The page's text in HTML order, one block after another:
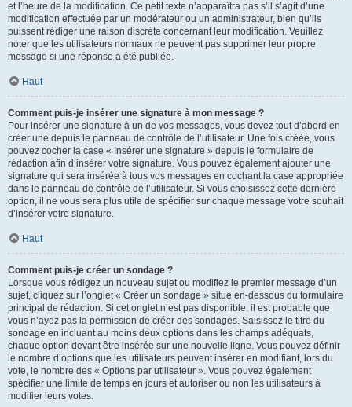
et l’heure de la modification. Ce petit texte n’apparaîtra pas s’il s’agit d’une
modification effectuée par un modérateur ou un administrateur, bien qu’ils
puissent rédiger une raison discrète concernant leur modification. Veuillez
noter que les utilisateurs normaux ne peuvent pas supprimer leur propre
message si une réponse a été publiée.
Haut
Comment puis-je insérer une signature à mon message ?
Pour insérer une signature à un de vos messages, vous devez tout d’abord en
créer une depuis le panneau de contrôle de l’utilisateur. Une fois créée, vous
pouvez cocher la case « Insérer une signature » depuis le formulaire de
rédaction afin d’insérer votre signature. Vous pouvez également ajouter une
signature qui sera insérée à tous vos messages en cochant la case appropriée
dans le panneau de contrôle de l’utilisateur. Si vous choisissez cette dernière
option, il ne vous sera plus utile de spécifier sur chaque message votre souhait
d’insérer votre signature.
Haut
Comment puis-je créer un sondage ?
Lorsque vous rédigez un nouveau sujet ou modifiez le premier message d’un
sujet, cliquez sur l’onglet « Créer un sondage » situé en-dessous du formulaire
principal de rédaction. Si cet onglet n’est pas disponible, il est probable que
vous n’ayez pas la permission de créer des sondages. Saisissez le titre du
sondage en incluant au moins deux options dans les champs adéquats,
chaque option devant être insérée sur une nouvelle ligne. Vous pouvez définir
le nombre d’options que les utilisateurs peuvent insérer en modifiant, lors du
vote, le nombre des « Options par utilisateur ». Vous pouvez également
spécifier une limite de temps en jours et autoriser ou non les utilisateurs à
modifier leurs votes.